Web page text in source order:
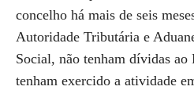
concelho há mais de seis
Autoridade Tributária e
Social, não tenham dívidas
tenham exercido a atividade